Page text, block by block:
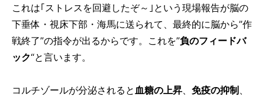
これは｢ストレスを回避したぞ～｣という現場報告が脳の
下垂体・視床下部・海馬に送られて、最終的に脳から”作
戦終了”の指令が出るからです。これを”負のフィードバ
ック“と言います。
コルチゾールが分泌されると血糖の上昇、 免疫の抑制 、